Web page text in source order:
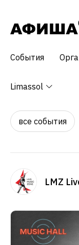
События
Limassol
все события
LMZ